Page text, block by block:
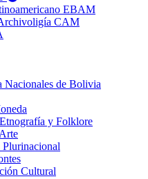
EBAM
CAM
de Bolivia
y Folklore
Cultural